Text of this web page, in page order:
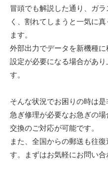
冒頭でも解説した通り、ガ
く、割れてしまうと一気に
ます。
外部出力でデータを新機種
設定が必要になる場合があ
す。
そんな状況でお困りの時は
急ぎ修理が必要なお急ぎの
交換のご対応が可能です。
また、全国からの郵送も往
す。まずはお気軽にお問い合